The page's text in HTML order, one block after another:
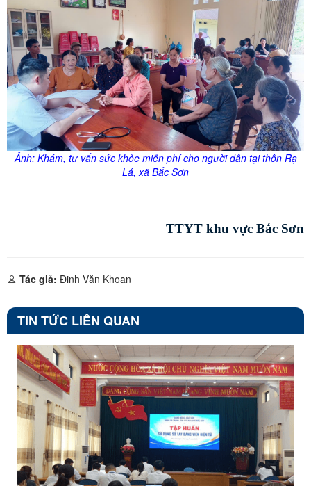
Ảnh: Khám, tư vấn sức khỏemiễn phí cho người dân tại thôn Rạ
Lá, xã Bắc Sơn
TTYT khu vực Bắc Sơn
Tác giả: Đinh Văn Khoan
TIN TỨC LIÊN QUAN